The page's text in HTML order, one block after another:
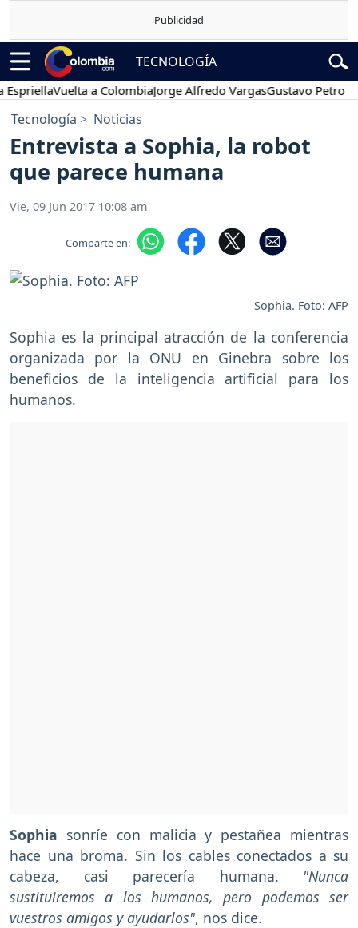
TECNOLOGÍA
Vuelta a ColombiaJorge Alfredo VargasGustavo Petro
Tecnología Noticias
Entrevista a Sophia, la robot
que parece humana
Vie, 09 Jun 2017 10:08 am
Comparte en:
Sophia. Foto: AFP
Sophia es la principal atracción de la conferencia
organizada por la ONU en Ginebra sobre los
beneficios de la inteligencia artificial para los
humanos.
Sophia sonríe con malicia y pestañea mientras
hace una broma. Sin los cables conectados a su
cabeza, casi parecería humana. "Nunca
sustituiremos a los humanos, pero podemos ser
vuestros amigos y ayudarlos", nos dice.